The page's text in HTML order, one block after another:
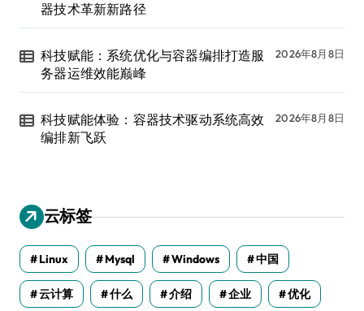
器技术革新新路径
科技赋能：系统优化与容器编排打造服
务器运维效能巅峰
2026年8月8日
科技赋能体验：容器技术驱动系统高效
编排新飞跃
2026年8月8日
云标签
Linux Mysql Windows 中国
云计算 什么 介绍 企业 优化